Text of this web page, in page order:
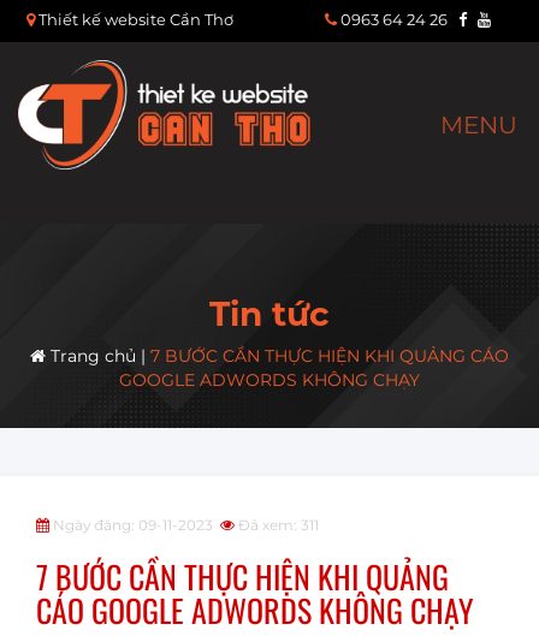
Thiết kế website Cần Thơ 0963 64 24 26
Tin tức
Trang chủ | 7 BƯỚC CẦN THỰC HIỆN KHI QUẢNG CÁO
GOOGLE ADWORDS KHÔNG CHẠY
Ngày đăng: 09-11-2023 Đã xem: 311
7 BƯỚC CẦN THỰC HIỆN KHI QUẢNG
CÁO GOOGLE ADWORDS KHÔNG CHẠY
MENU